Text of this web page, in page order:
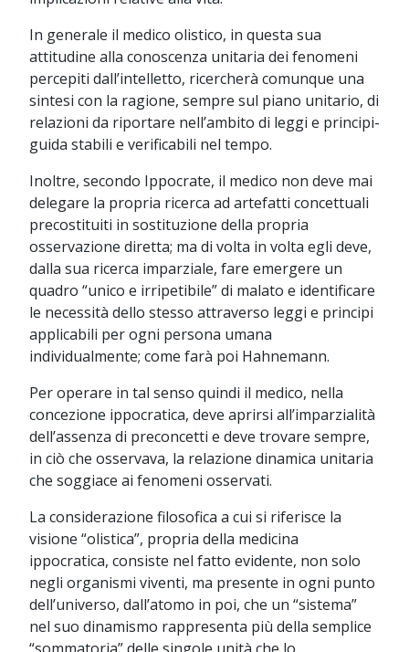
In generale il medico olistico, in questa sua
attitudine alla conoscenza unitaria dei fenomeni
percepiti dall’intelletto, ricercherà comunque una
sintesi con la ragione, sempre sul piano unitario, di
relazioni da riportare nell’ambito di leggi e principi-
guida stabili e verificabili nel tempo.
Inoltre, secondo Ippocrate, il medico non deve mai
delegare la propria ricerca ad artefatti concettuali
precostituiti in sostituzione della propria
osservazione diretta; ma di volta in volta egli deve,
dalla sua ricerca imparziale, fare emergere un
quadro “unico e irripetibile” di malato e identificare
le necessità dello stesso attraverso leggi e principi
applicabili per ogni persona umana
individualmente; come farà poi Hahnemann.
Per operare in tal senso quindi il medico, nella
concezione ippocratica, deve aprirsi all’imparzialità
dell’assenza di preconcetti e deve trovare sempre,
in ciò che osservava, la relazione dinamica unitaria
che soggiace ai fenomeni osservati.
La considerazione filosofica a cui si riferisce la
visione “olistica”, propria della medicina
ippocratica, consiste nel fatto evidente, non solo
negli organismi viventi, ma presente in ogni punto
dell’universo, dall’atomo in poi, che un “sistema”
nel suo dinamismo rappresenta più della semplice
“sommatoria” delle singole unità che lo